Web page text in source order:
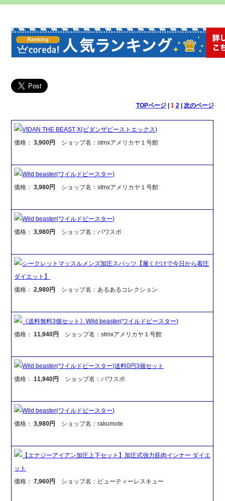
TOPページ| 1 2| 次のページ
VIDAN THE BEAST X(ビダンザビーストエックス)
価格：3,900円 ショップ名：stmxアメリカヤ１号館
Wild beaster(ワイルドビースター)
価格：3,980円 ショップ名：stmxアメリカヤ１号館
Wild beaster(ワイルドビースター)
価格：3,980円 ショップ名：パワスポ
シークレットマッスルメンズ加圧スパッツ【履くだけで今日から着圧
ダイエット】
価格：2,980円 ショップ名：あるあるコレクション
《送料無料3個セット》Wild beaster(ワイルドビースター)
価格：11,940円 ショップ名：stmxアメリカヤ１号館
Wild beaster(ワイルドビースター)送料0円3個セット
価格：11,940円 ショップ名：パワスポ
Wild beaster(ワイルドビースター)
価格：3,980円 ショップ名：rakumote
【エナジーアイアン加圧上下セット】加圧式強力筋肉インナー ダイエ
ット
価格：7,960円 ショップ名：ビューティーレスキュー